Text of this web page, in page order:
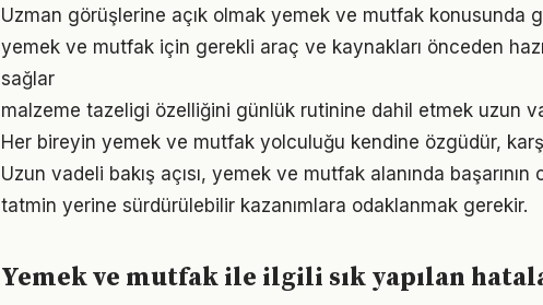
Uzman görüşlerine açık olmak yemek ve mutfak konusunda
yemek ve mutfak için gerekli araç ve kaynakları önceden
sağlar
malzeme tazeligi özelliğini günlük rutinine dahil etmek uzun
Her bireyin yemek ve mutfak yolculuğu kendine özgüdür,
Uzun vadeli bakış açısı, yemek ve mutfak alanında başarının
tatmin yerine sürdürülebilir kazanımlara odaklanmak gerekir.
Yemek ve mutfak ile ilgili sık yapılan